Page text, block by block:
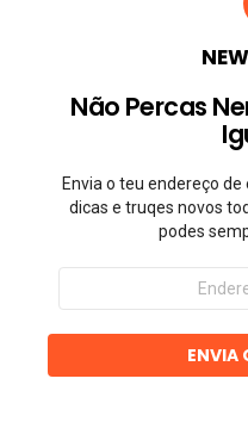
Não Percas
Envia o teu endereço
dicas e truqes novos
podes
Endereço
email
ENVIA